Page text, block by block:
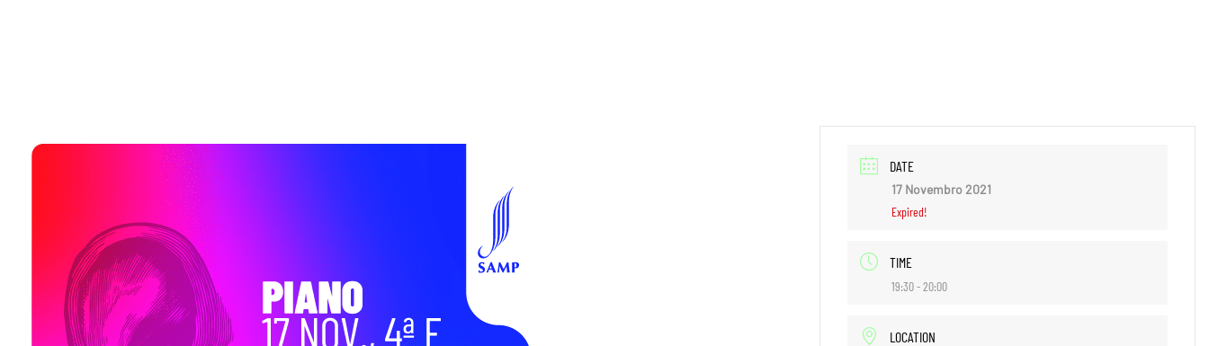
DATE
17 Novembro 2021
Expired!
TIME
19:30 - 20:00
LOCATION